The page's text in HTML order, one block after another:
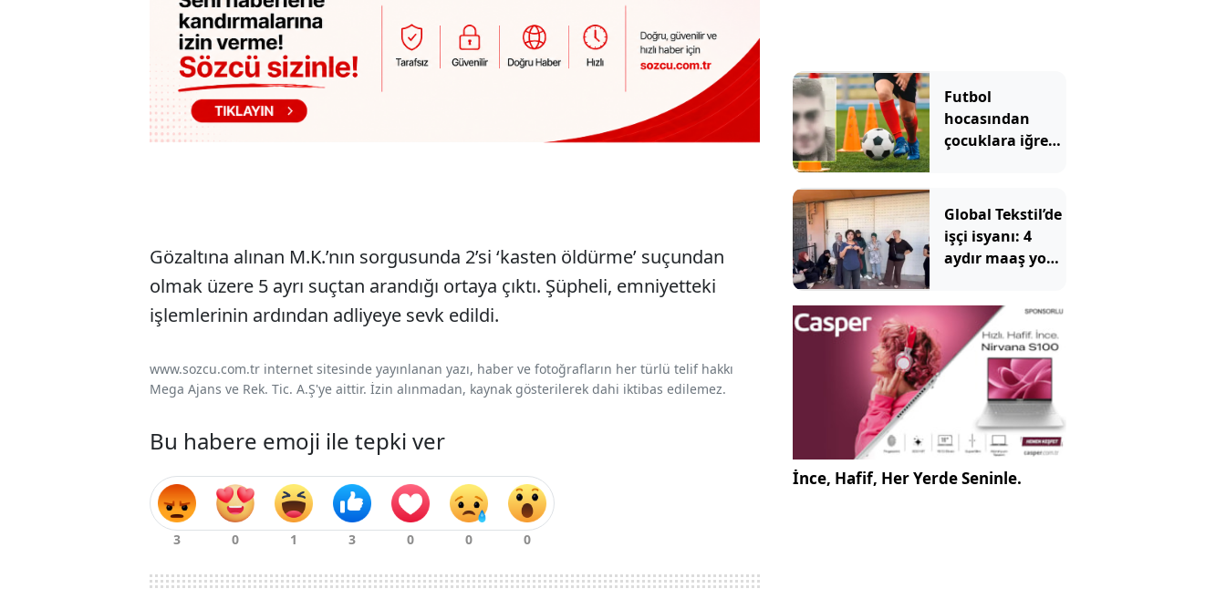
Gözaltına alınan M.K.’nın sorgusunda 2’si ‘kasten öldürme’ suçundan
olmak üzere 5 ayrı suçtan arandığı ortaya çıktı. Şüpheli, emniyetteki
işlemlerinin ardından adliyeye sevk edildi.
www.sozcu.com.tr internet sitesinde yayınlanan yazı, haber ve fotoğrafların her türlü telif hakkı
Mega Ajans ve Rek. Tic. A.Ş'ye aittir. İzin alınmadan, kaynak gösterilerek dahi iktibas edilemez.
Bu habere emoji ile tepki ver
Futbol
hocasından
çocuklara iğrenç
mesajlar
Global Tekstil’de
işçi isyanı: 4
aydır maaş yok,
ortada yok
İnce, Hafif, Her Yerde Seninle.